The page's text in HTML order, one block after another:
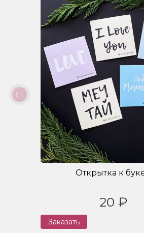
Открытка к
20 ₽
Заказать